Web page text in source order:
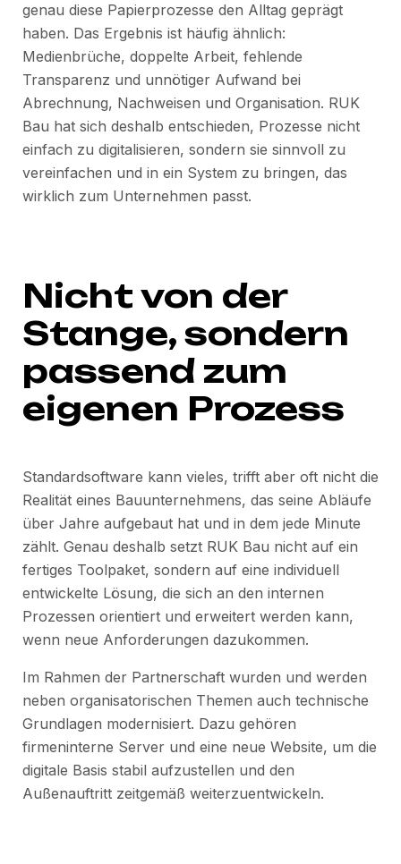
genau diese Papierprozesse den Alltag geprägt
haben. Das Ergebnis ist häufig ähnlich:
Medienbrüche, doppelte Arbeit, fehlende
Transparenz und unnötiger Aufwand bei
Abrechnung, Nachweisen und Organisation. RUK
Bau hat sich deshalb entschieden, Prozesse nicht
einfach zu digitalisieren, sondern sie sinnvoll zu
vereinfachen und in ein System zu bringen, das
wirklich zum Unternehmen passt.
Nicht von der
Stange, sondern
passend zum
eigenen Prozess
Standardsoftware kann vieles, trifft aber oft nicht die
Realität eines Bauunternehmens, das seine Abläufe
über Jahre aufgebaut hat und in dem jede Minute
zählt. Genau deshalb setzt RUK Bau nicht auf ein
fertiges Toolpaket, sondern auf eine individuell
entwickelte Lösung, die sich an den internen
Prozessen orientiert und erweitert werden kann,
wenn neue Anforderungen dazukommen.
Im Rahmen der Partnerschaft wurden und werden
neben organisatorischen Themen auch technische
Grundlagen modernisiert. Dazu gehören
firmeninterne Server und eine neue Website, um die
digitale Basis stabil aufzustellen und den
Außenauftritt zeitgemäß weiterzuentwickeln.